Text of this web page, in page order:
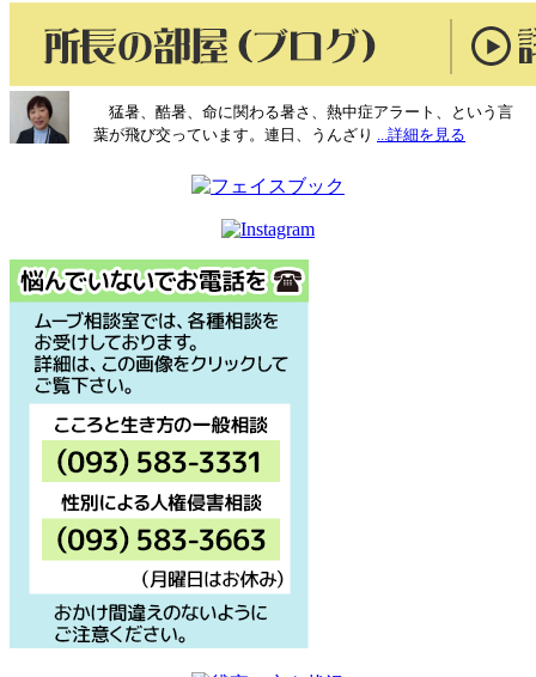
猛暑、酷暑、命に関わる暑さ、熱中症アラート、という言
葉が飛び交っています。連日、うんざり ...詳細を見る